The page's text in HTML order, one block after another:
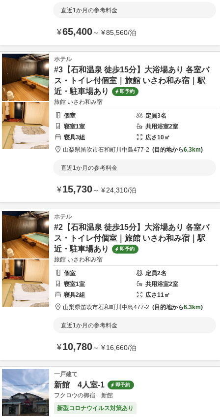
直近1か月の参考料金
¥65,400～ ¥85,560/泊
ホテル
#3【石和温泉 徒歩15分】大浴場あり 各室バ
ス・トイレ付個室｜旅館 いさわ和み宿｜駅
近・駐車場あり
即予約
旅館 いさわ和み宿
個室
定員3名
寝室1室 共用浴室2室
寝具3組 広さ10㎡
山梨県笛吹市石和町川中島477-2 目的地から6.3km
直近1か月の参考料金
¥15,730～ ¥24,310/泊
ホテル
#2【石和温泉 徒歩15分】大浴場あり 各室バ
ス・トイレ付個室｜旅館 いさわ和み宿｜駅
近・駐車場あり
即予約
旅館 いさわ和み宿
個室
定員2名
寝室1室 共用浴室2室
寝具2組 広さ11㎡
山梨県笛吹市石和町川中島477-2 目的地から6.3km
直近1か月の参考料金
¥10,780～ ¥16,660/泊
一戸建て
新館 4人室-1 即予約
フクロウの御宿 新館
新型コロナウイルス対策あり